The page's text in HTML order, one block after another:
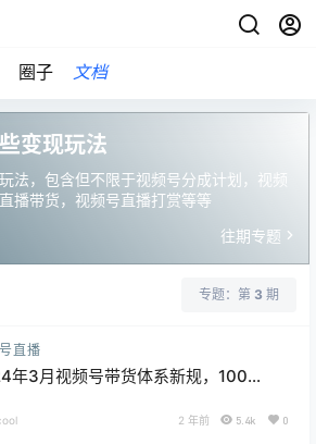
圈子 文档
变现玩法
法，包含但不限于视频号分成计划，视频
播带货，视频号直播打赏等等
往期专题
专题：第 3 期
直播
年3月视频号带货体系新规，100粉
2 年前 5.4k 0